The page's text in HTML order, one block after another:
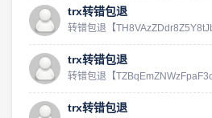
trx转错包退
转错包退【
trx转错包退
转错包退【
trx转错包退